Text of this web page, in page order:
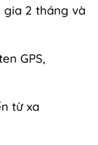
gia 2 tháng và
GPS,
từ xa